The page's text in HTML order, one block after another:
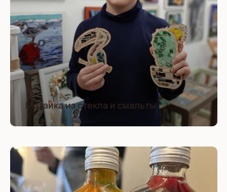
Мозаика из стекла и смальты